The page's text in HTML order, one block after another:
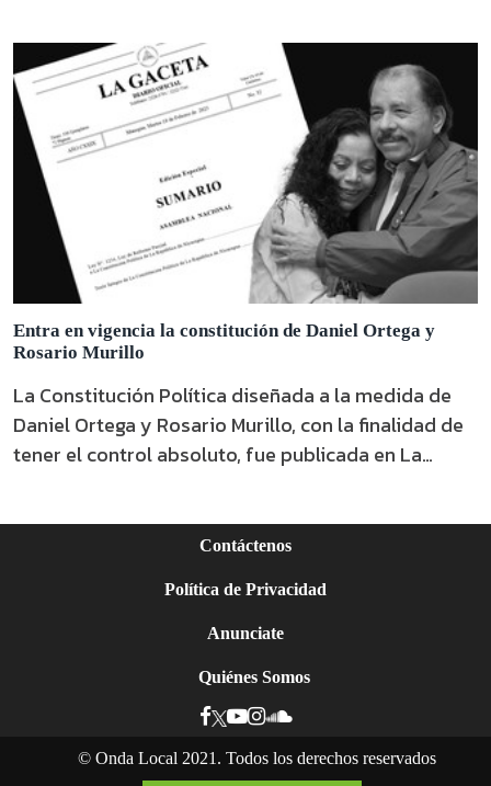
Entra en vigencia la constitución de Daniel Ortega y
Rosario Murillo
La Constitución Política diseñada a la medida de
Daniel Ortega y Rosario Murillo, con la finalidad de
tener el control absoluto, fue publicada en La
Contáctenos
Política de Privacidad
Anunciate
Quiénes Somos
© Onda Local 2021. Todos los derechos reservados